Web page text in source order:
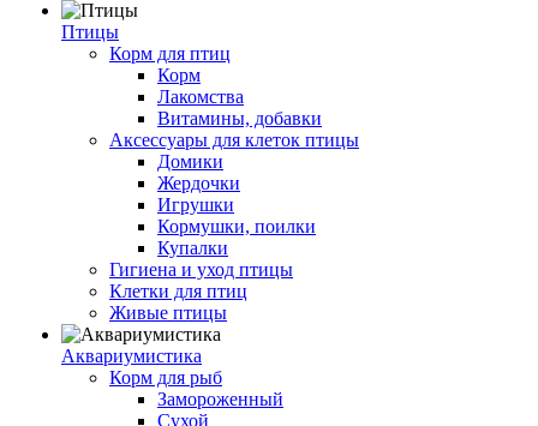
Птицы
Корм для птиц
Корм
Лакомства
Витамины, добавки
Аксессуары для клеток птицы
Домики
Жердочки
Игрушки
Кормушки, поилки
Купалки
Гигиена и уход птицы
Клетки для птиц
Живые птицы
Аквариумистика
Корм для рыб
Замороженный
Сухой